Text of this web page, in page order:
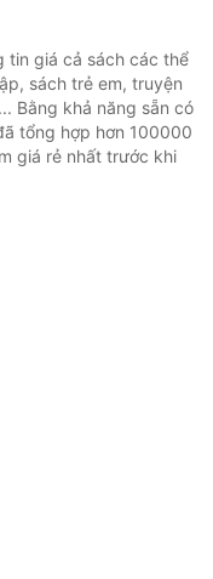
tin giá cả sách các thể
sách trẻ em, truyện
Bằng khả năng sẵn có
tổng hợp hơn 100000
giá rẻ nhất trước khi